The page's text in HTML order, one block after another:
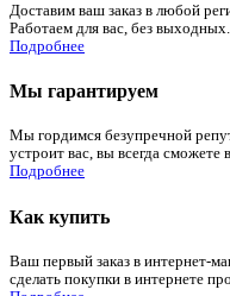
Доставим ваш заказ в любой
Работаем для вас, без выходных.
Подробнее
Мы гарантируем
Мы гордимся безупречной
устроит вас, вы всегда сможете
Подробнее
Как купить
Ваш первый заказ в интернет-
сделать покупки в интернете